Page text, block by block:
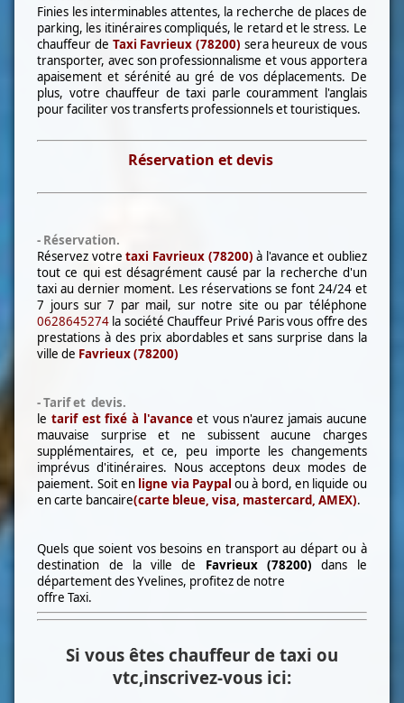
Finies les interminables attentes, la recherche de places de
parking, les itinéraires compliqués, le retard et le stress. Le
chauffeur de Taxi Favrieux (78200) sera heureux de vous
transporter, avec son professionnalisme et vous apportera
apaisement et sérénité au gré de vos déplacements. De
plus, votre chauffeur de taxi parle couramment l'anglais
pour faciliter vos transferts professionnels et touristiques.
Réservation et devis
- Réservation.
Réservez votretaxi Favrieux (78200) à l'avance et oubliez
tout ce qui est désagrément causé par la recherche d'un
taxi au dernier moment. Les réservations se font 24/24 et
7 jours sur 7 par mail, sur notre site ou par téléphone
0628645274 la société Chauffeur Privé Paris vous offre des
prestations à des prix abordables et sans surprise dans la
ville de Favrieux (78200)
- Tarif et devis.
le tarif est fixé à l'avanceet vous n'aurez jamais aucune
mauvaise surprise et ne subissent aucune charges
supplémentaires, et ce, peu importe les changements
imprévus d'itinéraires. Nous acceptons deux modes de
paiement. Soit en ligne via Paypal ou à bord, en liquide ou
en carte bancaire(carte bleue, visa, mastercard, AMEX).
Quels que soient vos besoins en transport au départ ou à
destination de la ville de Favrieux (78200)dans le
département des Yvelines, profitez de notre
offre Taxi.
Si vous êtes chauffeur de taxi ou
vtc,inscrivez-vous ici: